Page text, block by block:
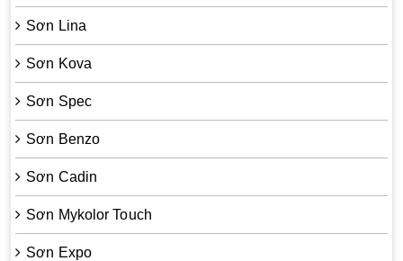
Sơn Lina
Sơn Kova
Sơn Spec
Sơn Benzo
Sơn Cadin
Sơn Mykolor Touch
Sơn Expo